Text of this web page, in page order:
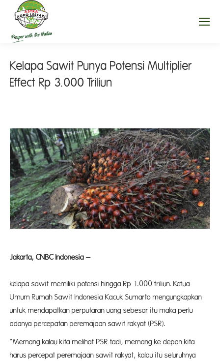
Kelapa Sawit Punya Potensi Multiplier
Effect Rp 3.000 Triliun
Jakarta, CNBC Indonesia –
kelapa sawit memiliki potensi hingga Rp 1.000 triliun. Ketua
Umum Rumah Sawit Indonesia Kacuk Sumarto mengungkapkan
untuk mendapatkan perputaran uang sebesar itu maka perlu
adanya percepatan peremajaan sawit rakyat (PSR).
“Memang kalau kita melihat PSR tadi, memang ke depan kita
harus percepat peremajaan sawit rakyat, kalau itu seluruhnya